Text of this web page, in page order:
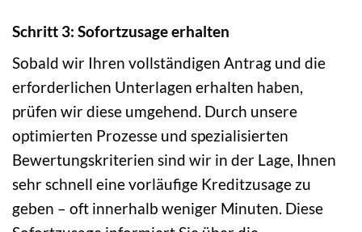
Schritt 3: Sofortzusage erhalten
Sobald wir Ihren vollständigen Antrag und die
erforderlichen Unterlagen erhalten haben,
prüfen wir diese umgehend. Durch unsere
optimierten Prozesse und spezialisierten
Bewertungskriterien sind wir in der Lage, Ihnen
sehr schnell eine vorläufige Kreditzusage zu
geben – oft innerhalb weniger Minuten. Diese